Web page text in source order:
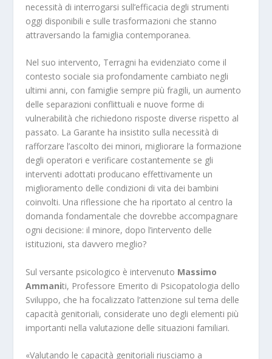
necessità di interrogarsi sull’efficacia degli strumenti
oggi disponibili e sulle trasformazioni che stanno
attraversando la famiglia contemporanea.
Nel suo intervento, Terragni ha evidenziato come il
contesto sociale sia profondamente cambiato negli
ultimi anni, con famiglie sempre più fragili, un aumento
delle separazioni conflittuali e nuove forme di
vulnerabilità che richiedono risposte diverse rispetto al
passato. La Garante ha insistito sulla necessità di
rafforzare l’ascolto dei minori, migliorare la formazione
degli operatori e verificare costantemente se gli
interventi adottati producano effettivamente un
miglioramento delle condizioni di vita dei bambini
coinvolti. Una riflessione che ha riportato al centro la
domanda fondamentale che dovrebbe accompagnare
ogni decisione: il minore, dopo l’intervento delle
istituzioni, sta davvero meglio?
Sul versante psicologico è intervenuto Massimo
Ammaniti, Professore Emerito di Psicopatologia dello
Sviluppo, che ha focalizzato l’attenzione sul tema delle
capacità genitoriali, considerate uno degli elementi più
importanti nella valutazione delle situazioni familiari.
«Valutando le capacità genitoriali riusciamo a